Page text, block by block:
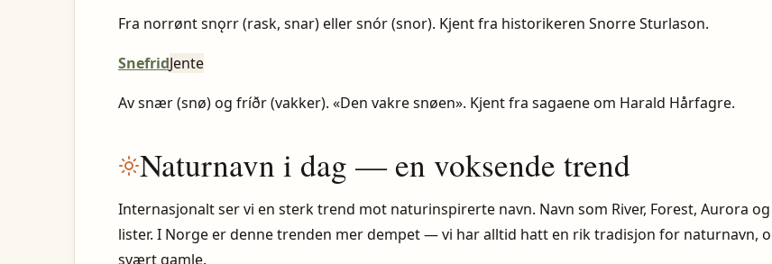
Fra norrønt snǫrr (rask, snar) eller snór (snor). Kjent fra historikeren Snorre Sturlason.
SnefridJente
Av snær (snø) og fríðr (vakker). «Den vakre snøen». Kjent fra sagaene om Harald Hårfagre.
Naturnavn i dag — en voksende trend
Internasjonalt ser vi en sterk trend mot naturinspirerte navn. Navn som River, Forest, Aurora
lister. I Norge er denne trenden mer dempet — vi har alltid hatt en rik tradisjon for naturnavn,
svært gamle.